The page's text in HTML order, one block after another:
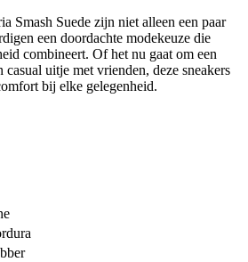
Smash Suede zijn niet alleen een paar
een doordachte modekeuze die
combineert. Of het nu gaat om een
uitje met vrienden, deze sneakers
bij elke gelegenheid.